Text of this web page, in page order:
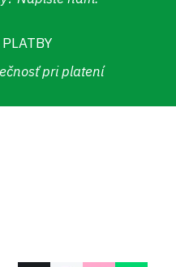
pri platení